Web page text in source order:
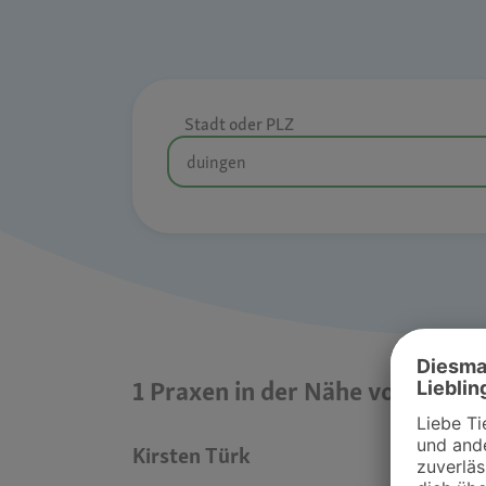
Stadt oder PLZ
1 Praxen in der Nähe von
Kirsten Türk